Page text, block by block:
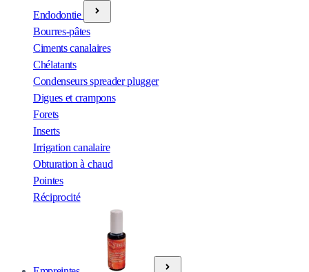
Endodontie
Bourres-pâtes
Ciments canalaires
Chélatants
Condenseurs spreader plugger
Digues et crampons
Forets
Inserts
Irrigation canalaire
Obturation à chaud
Pointes
Réciprocité